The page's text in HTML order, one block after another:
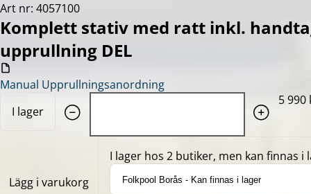
Art nr: 4057100
Komplett stativ med ratt inkl.
upprullning DEL
Manual Upprullningsanordning
I lager
5 990
Lägg i varukorg
I lager hos 2 butiker, men kan finnas i